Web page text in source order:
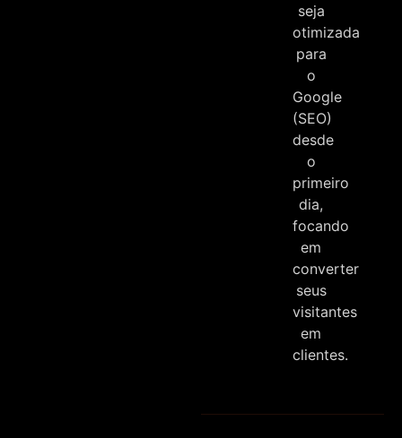
seja
otimizada
para
o
Google
(SEO)
desde
o
primeiro
dia,
focando
em
converter
seus
visitantes
em
clientes.